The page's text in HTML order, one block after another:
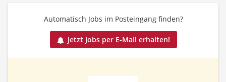
Automatisch Jobs im Posteingang finden?
Jetzt Jobs per E-Mail erhalten!